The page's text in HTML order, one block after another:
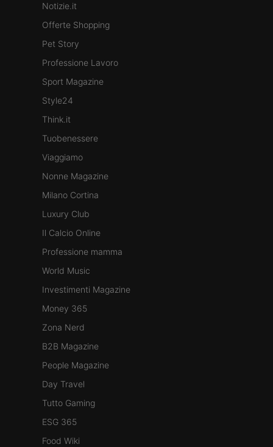
Notizie.it
Offerte Shopping
Pet Story
Professione Lavoro
Sport Magazine
Style24
Think.it
Tuobenessere
Viaggiamo
Nonne Magazine
Milano Cortina
Luxury Club
Il Calcio Online
Professione mamma
World Music
Investimenti Magazine
Money 365
Zona Nerd
B2B Magazine
People Magazine
Day Travel
Tutto Gaming
ESG 365
Food Wiki